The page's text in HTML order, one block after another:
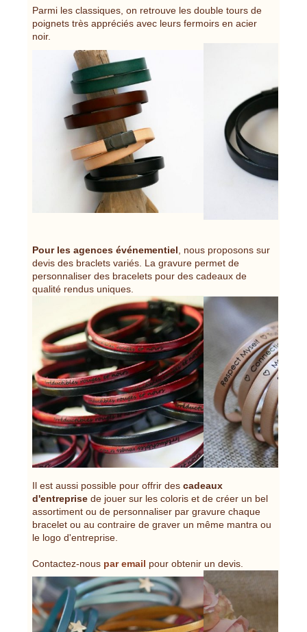
Parmi les classiques, on retrouve les double tours de
poignets très appréciés avec leurs fermoirs en acier
noir.
Pour les agences événementiel , nous proposons sur
devis des braclets variés. La gravure permet de
personnaliser des bracelets pour des cadeaux de
qualité rendus uniques.
Il est aussi possible pour offrir des cadeaux
d'entreprise de jouer sur les coloris et de créer un bel
assortiment ou de personnaliser par gravure chaque
bracelet ou au contraire de graver un même mantra ou
le logo d'entreprise.
Contactez-nous par email pour obtenir un devis.